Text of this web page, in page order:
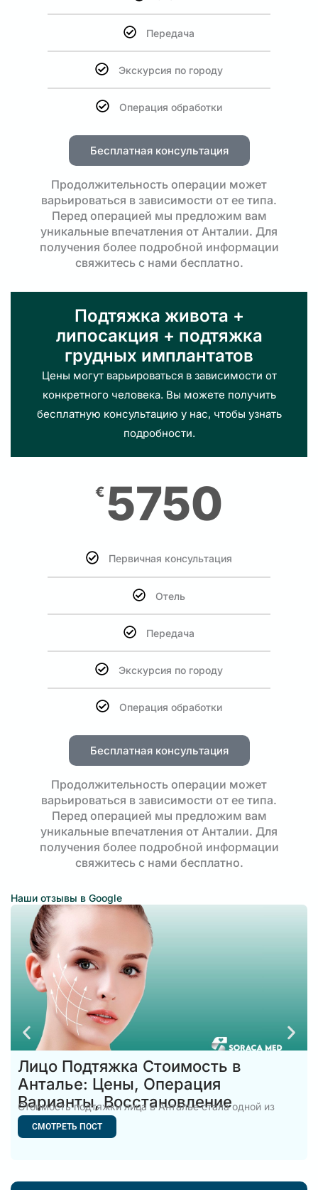
Передача
Экскурсия по городу
Операция обработки
Бесплатная консультация
Продолжительность операции может
варьироваться в зависимости от ее типа.
Перед операцией мы предложим вам
уникальные впечатления от Анталии. Для
получения более подробной информации
свяжитесь с нами бесплатно.
Подтяжка живота +
липосакция + подтяжка
грудных имплантатов
Цены могут варьироваться в зависимости от
конкретного человека. Вы можете получить
бесплатную консультацию у нас, чтобы узнать
подробности.
€ 5750
Первичная консультация
Отель
Передача
Экскурсия по городу
Операция обработки
Бесплатная консультация
Продолжительность операции может
варьироваться в зависимости от ее типа.
Перед операцией мы предложим вам
уникальные впечатления от Анталии. Для
получения более подробной информации
свяжитесь с нами бесплатно.
Наши отзывы в Google
Лицо Подтяжка Стоимость в
Анталье: Цены, Операция
Варианты, Восстановление
Стоимость подтяжки лица в Анталье стала одной из
самых популярных
СМОТРЕТЬ ПОСТ